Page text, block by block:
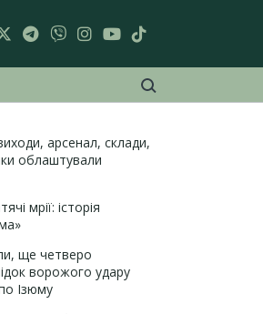
арсенал, склади,
облаштували
мрії: історія
ще четверо
ворожого удару
Ізюму